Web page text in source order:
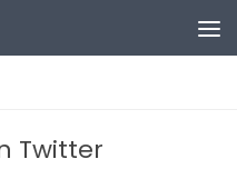
Twitter